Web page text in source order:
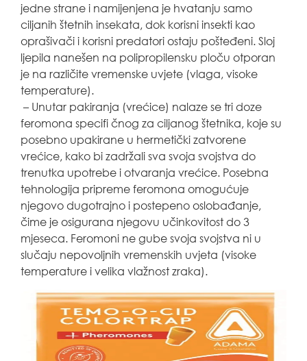
jedne strane i namijenjena je hvatanju samo
ciljanih štetnih insekata, dok korisni insekti kao
oprašivači i korisni predatori ostaju pošteđeni. Sloj
ljepila nanešen na polipropilensku ploču otporan
je na različite vremenske uvjete (vlaga, visoke
temperature).
– Unutar pakiranja (vrećice) nalaze se tri doze
feromona specifi čnog za ciljanog štetnika, koje su
posebno upakirane u hermetički zatvorene
vrećice, kako bi zadržali sva svoja svojstva do
trenutka upotrebe i otvaranja vrećice. Posebna
tehnologija pripreme feromona omogućuje
njegovo dugotrajno i postepeno oslobađanje,
čime je osigurana njegovu učinkovitost do 3
mjeseca. Feromoni ne gube svoja svojstva ni u
slučaju nepovoljnih vremenskih uvjeta (visoke
temperature i velika vlažnost zraka).